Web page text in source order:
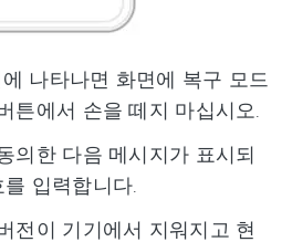
나타나면 화면에 복구 모드
튼에서 손을 떼지 마십시오.
의한 다음 메시지가 표시되
입력합니다.
전이 기기에서 지워지고 현